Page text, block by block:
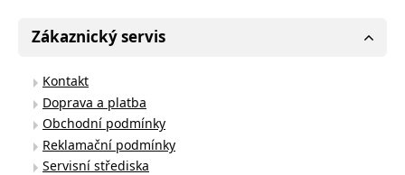
Zákaznický servis
Kontakt
Doprava a platba
Obchodní podmínky
Reklamační podmínky
Servisní střediska